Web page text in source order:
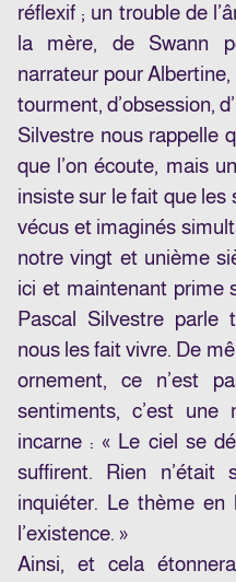
réflexif ; un trouble de
la mère, de Swann
narrateur pour
tourment, d’obsession,
Silvestre nous rappelle
que l’on écoute, mais
insiste sur le fait que
vécus et imaginés
notre vingt et unième
ici et maintenant prime
Pascal Silvestre parle
nous les fait vivre. De
ornement, ce n’est
sentiments, c’est une
incarne : « Le ciel se
suffirent. Rien n’était
inquiéter. Le thème en
l’existence. »
Ainsi, et cela